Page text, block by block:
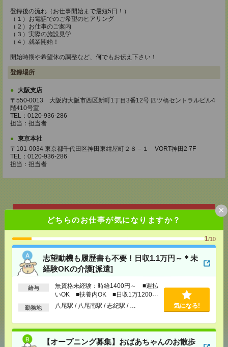
どちらのお仕事が気になりますか？
1/10
志望動機も履歴書も不要！日収1.1万円～＊未
経験OKの介護[派遣]
給与
無資格未経験：時給1400円～ ■週払
いOK ■扶養内OK ■日収1万1200円
以上
勤務地 八尾駅 / 八尾南駅 / 志紀駅 / … 気になる!
【オープニング募集】おばあちゃんのお散歩
×
登録後の流れ（お仕事開始まで最短5日！）
（１）お電話でのご希望のヒアリング
（２）お仕事のご案内
（３）実際の施設見学
（４）就業開始！
開始時期や希望休の調整など、何でもお伝え下さい！
登録場所
大阪支店
〒550-0013 大阪府大阪市西区新町1丁目3番12号 四ツ橋セントラルビル4
階410号室
TEL：0120-936-286
担当：担当者
東京本社
〒101-0034 東京都千代田区神田東紺屋町２８－１ VORT神田2 7F
TEL：0120-936-286
担当：担当者
応募ページへ
気になる！ 電話応募
メールで送る LINEで送る
シェア ツイート ブックマーク